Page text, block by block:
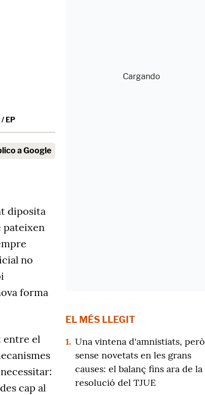
EP
a Google
diposita
pateixen
no
forma
entre el
cap al
EL MÉS LLEGIT
1. Una vintena d'amnistiats, però
sense novetats en les grans
causes: el balanç fins ara de la
resolució del TJUE